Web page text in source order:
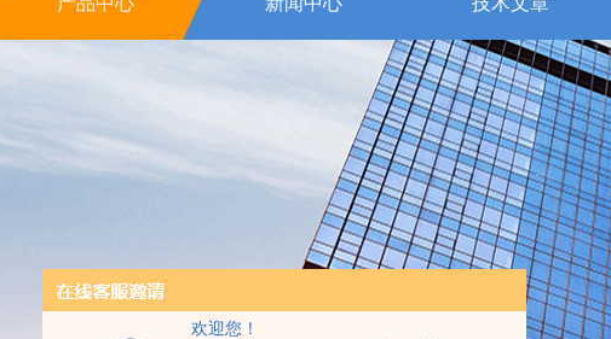
欢迎您！